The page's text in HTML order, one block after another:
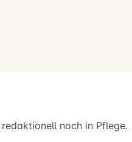
noch in Pflege.